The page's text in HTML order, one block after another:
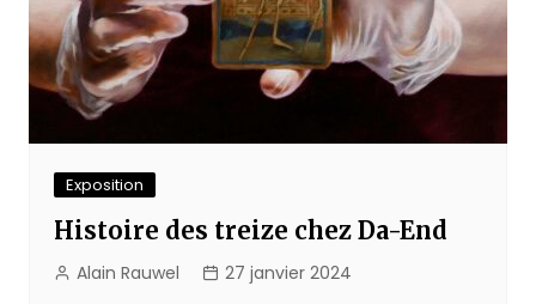
Exposition
Histoire des treize chez Da-End
Alain Rauwel 27 janvier 2024